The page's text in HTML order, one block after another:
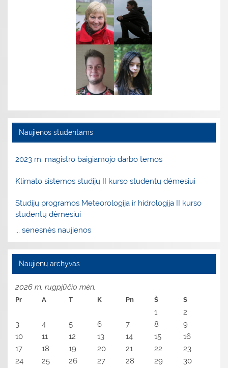
Naujienos studentams
2023 m. magistro baigiamojo darbo temos
Klimato sistemos studijų II kurso studentų dėmesiui
Studijų programos Meteorologija ir hidrologija II kurso
studentų dėmesiui
... senesnės naujienos
Naujienų archyvas
2026 m. rugpjūčio mėn.
Pr A T K Pn Š S
1
2
3
4 5 6 7 8
9
10
11 12 13 14 15
16
17
18 19 20 21 22
23
24
25 26 27 28 29
30